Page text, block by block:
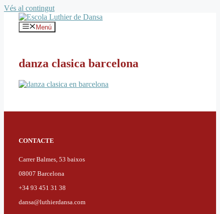
Vés al contingut
Menú
danza clasica barcelona
CONTACTE
Carrer Balmes, 53 baixos
08007 Barcelona
+34 93 451 31 38
dansa@luthierdansa.com